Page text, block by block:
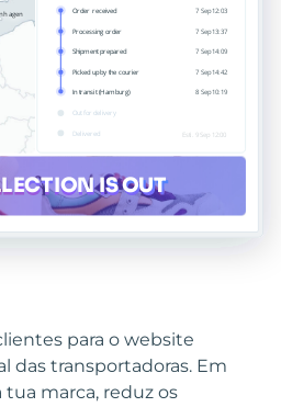
para o website
das transportadoras. Em
tua marca, reduz os